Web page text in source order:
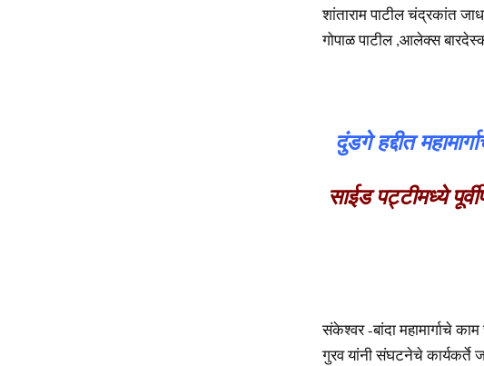
शांताराम पाटील चंद्रकांत
गोपाळ पाटील ,आलेक्स
दुंडगे हद्दीत
साईड पट्टीमध्ये
संकेश्वर -बांदा महामार्गाचे
गुरव यांनी संघटनेचे कार्यकर्ते